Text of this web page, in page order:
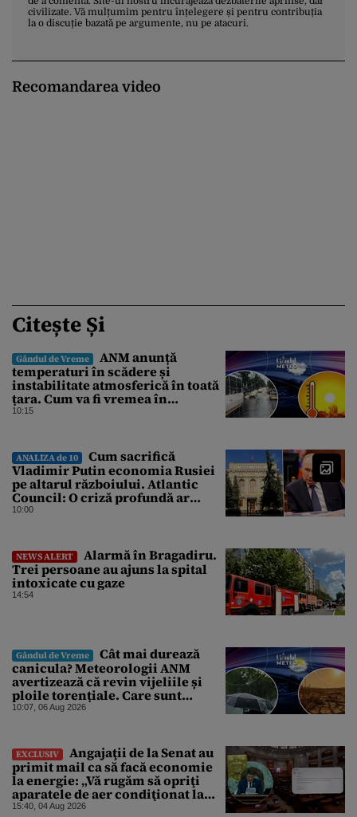
civilizate. Vă mulțumim pentru înțelegere și pentru contribuția
la o discuție bazată pe argumente, nu pe atacuri.
Recomandarea video
Citește Și
Gândul de Vreme
ANM anunță
temperaturi în scădere și
instabilitate atmosferică în toată
țara. Cum va fi vremea în
București și când vin vijeliile
10:15
ANALIZA de 10
Cum sacrifică
Vladimir Putin economia Rusiei
pe altarul războiului. Atlantic
Council: O criză profundă ar
putea forța Kremlinul să apeleze
10:00
NEWS ALERT
Alarmă în Bragadiru.
Trei persoane au ajuns la spital
intoxicate cu gaze
14:54
Gândul de Vreme
Cât mai durează
canicula? Meteorologii ANM
avertizează că revin vijeliile și
ploile torențiale. Care sunt
zonele vizate, începând chiar de
10:07, 06 Aug 2026
EXCLUSIV
Angajaţii de la Senat au
primit mail ca să facă economie
la energie: „Vă rugăm să opriţi
aparatele de aer condiţionat la
sfârşitul programului”
15:40, 04 Aug 2026